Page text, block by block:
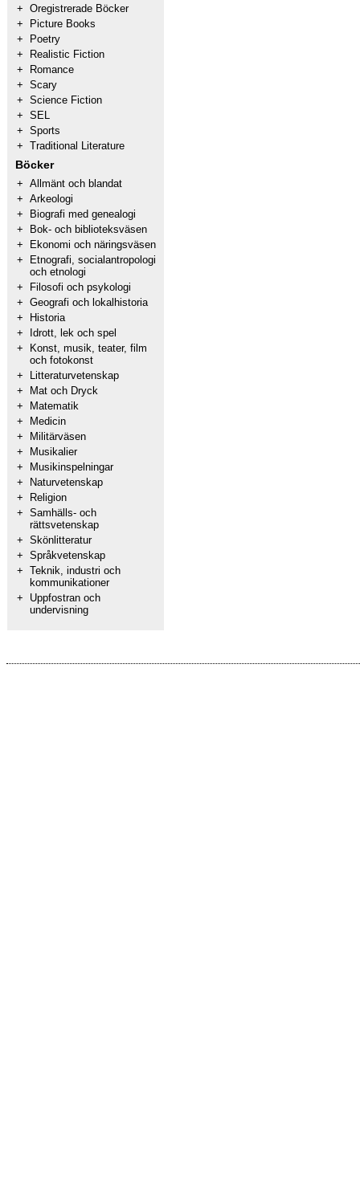
+ Oregistrerade Böcker
+
Picture Books
+
Poetry
+
Realistic Fiction
+
Romance
+ Scary
+ Science Fiction
+ SEL
+ Sports
+ Traditional Literature
Böcker
+ Allmänt och blandat
+ Arkeologi
+
Biografi med genealogi
+
Bok- och biblioteksväsen
+
Ekonomi och näringsväsen
+
Etnografi, socialantropologi
och etnologi
+
Filosofi och psykologi
+ Geografi och lokalhistoria
+
Historia
+
Idrott, lek och spel
+
Konst, musik, teater, film
och fotokonst
+
Litteraturvetenskap
+
Mat och Dryck
+
Matematik
+
Medicin
+
Militärväsen
+
Musikalier
+
Musikinspelningar
+
Naturvetenskap
+
Religion
+ Samhälls- och
rättsvetenskap
+ Skönlitteratur
+ Språkvetenskap
+ Teknik, industri och
kommunikationer
+
Uppfostran och
undervisning